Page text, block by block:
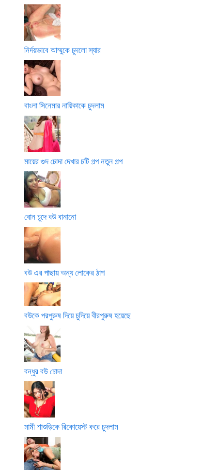
নির্দয়ভাবে আম্মুকে চুদলো স্যার
বাংলা সিনেমার নায়িকাকে চুদলাম
মায়ের গুদ চোদা দেখার চটি গল্প নতুন গল্প
বোন চুদে বউ বানানো
বউ এর পাছায় অন্য লোকের ঠাপ
বউকে পরপুরুষ দিয়ে চুদিয়ে বীরপুরুষ হয়েছে
বন্ধুর বউ চোদা
মামী শাশুড়িকে রিকোয়েস্ট করে চুদলাম